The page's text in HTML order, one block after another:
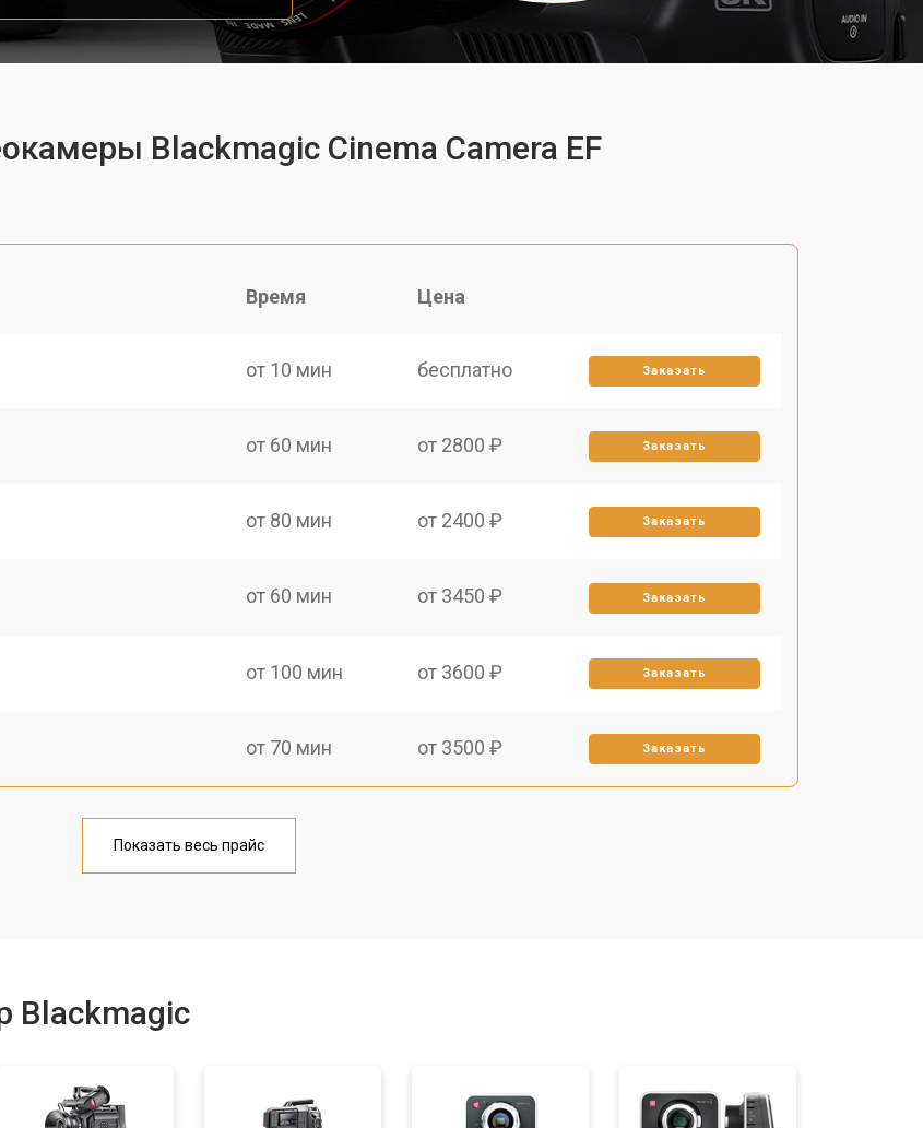
Blackmagic Cinema Camera EF
Время Цена
от 10 мин бесплатно Заказать
от 60 мин от 2800 ₽ Заказать
от 80 мин от 2400 ₽ Заказать
от 60 мин от 3450 ₽ Заказать
от 100 мин от 3600 ₽ Заказать
от 70 мин от 3500 ₽ Заказать
от 70 мин
Показать весь прайс
Blackmagic